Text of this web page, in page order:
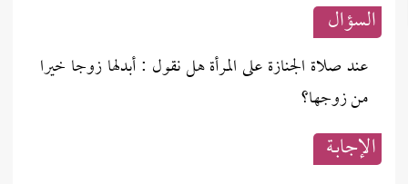
السؤال
عند صلاة الجنازة على المرأة هل نقول : أبدلها زوجا خيرا
من زوجها؟
الإجابــة